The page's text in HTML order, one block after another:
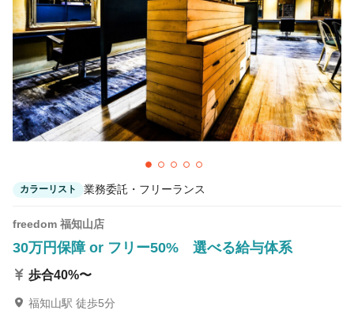
カラーリスト 業務委託・フリーランス
freedom 福知山店
30万円保障 or フリー50% 選べる給与体系
歩合40%〜
福知山駅 徒歩5分